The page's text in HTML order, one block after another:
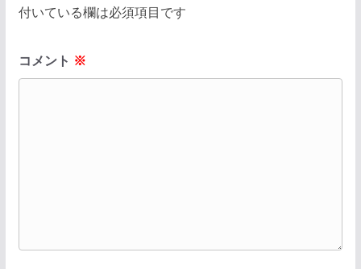
付いている欄は必須項目です
コメント ※